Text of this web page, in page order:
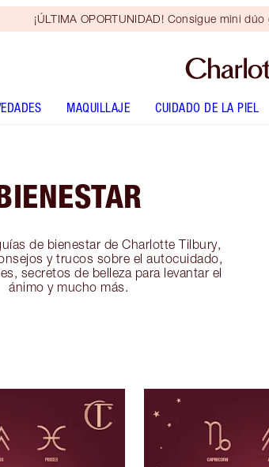
¡ÚLTIMA OPORTUNIDAD! Consigue mini
MAQUILLAJE CUIDADO DE LA PIEL
de bienestar de Charlotte Tilbury,
y trucos sobre el autocuidado,
secretos de belleza para levantar el
ánimo y mucho más.